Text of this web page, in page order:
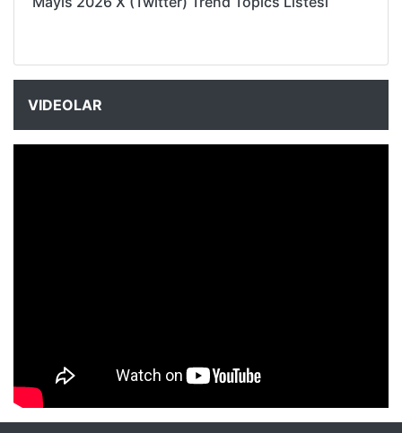
VIDEOLAR
NYXmag 2. Yaş Kutlama Etkinliği